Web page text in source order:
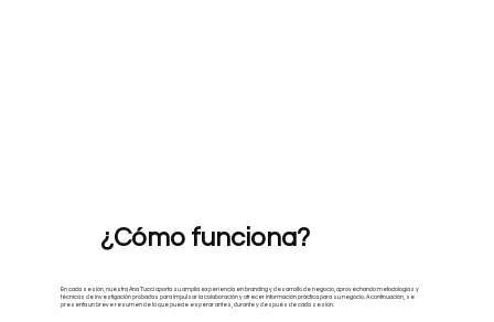
¿Cómo funciona?
En cada sesión, nuestra Ana Tucci aporta su amplia experiencia en branding y desarrollo de negocio, aprovechando metodologías y
técnicas de investigación probadas para impulsar la colaboración y ofrecer información práctica para su negocio. A continuación, se
presenta un breve resumen de lo que puede esperar antes, durante y después de cada sesión.